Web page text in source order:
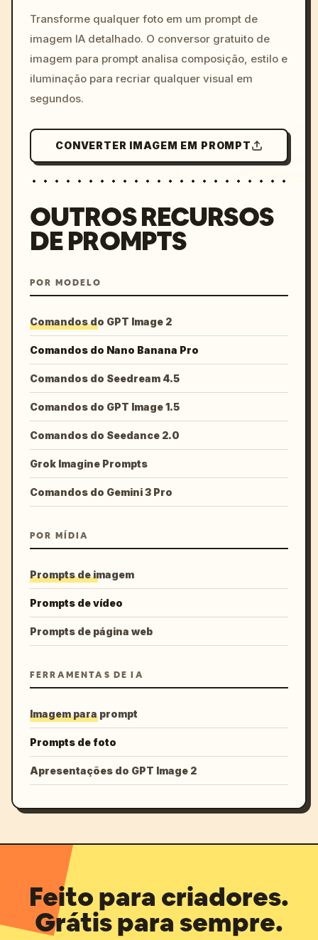
colors, 8k --v 6.0
Transforme qualquer foto em um prompt de
imagem IA detalhado. O conversor gratuito de
imagem para prompt analisa composição, estilo e
iluminação para recriar qualquer visual em
segundos.
CONVERTER IMAGEM EM PROMPT
OUTROS RECURSOS
DE PROMPTS
POR MODELO
Comandos do GPT Image 2
Comandos do Nano Banana Pro
Comandos do Seedream 4.5
Comandos do GPT Image 1.5
Comandos do Seedance 2.0
Grok Imagine Prompts
Comandos do Gemini 3 Pro
POR MÍDIA
Prompts de imagem
Prompts de vídeo
Prompts de página web
FERRAMENTAS DE IA
Imagem para prompt
Prompts de foto
Apresentações do GPT Image 2
Feito para criadores.
Grátis para sempre.